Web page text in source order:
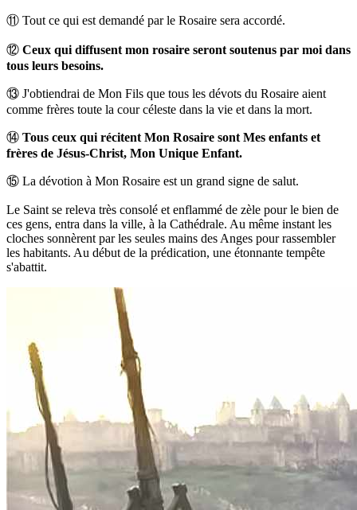
⑪ Tout ce qui est demandé par le Rosaire sera accordé.
⑫ Ceux qui diffusent mon rosaire seront soutenus par moi dans
tous leurs besoins.
⑬ J'obtiendrai de Mon Fils que tous les dévots du Rosaire aient
comme frères toute la cour céleste dans la vie et dans la mort.
⑭ Tous ceux qui récitent Mon Rosaire sont Mes enfants et
frères de Jésus-Christ, Mon Unique Enfant.
⑮ La dévotion à Mon Rosaire est un grand signe de salut.
Le Saint se releva très consolé et enflammé de zèle pour le bien de
ces gens, entra dans la ville, à la Cathédrale. Au même instant les
cloches sonnèrent par les seules mains des Anges pour rassembler
les habitants. Au début de la prédication, une étonnante tempête
s'abattit.